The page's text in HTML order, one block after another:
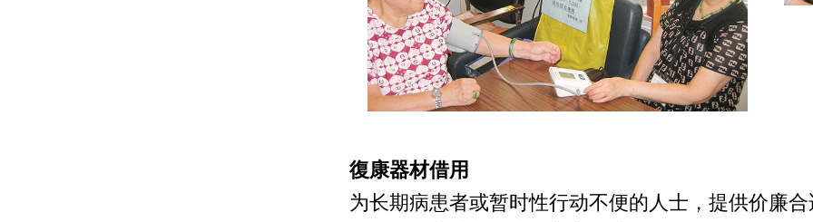
復康器材借用
为长期病患者或暂时性行动不便的人士，提供价廉